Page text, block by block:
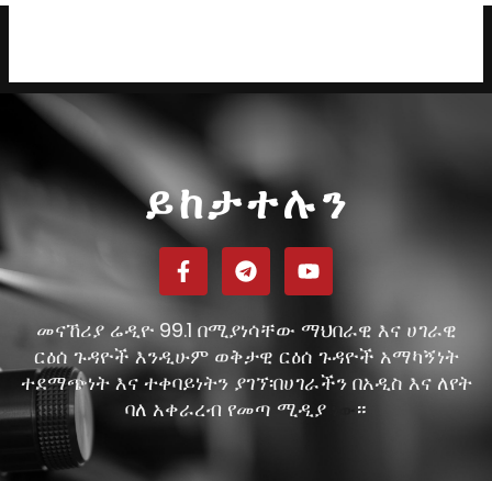
ይከታተሉን
መናኸሪያ ሬዲዮ 99.1 በሚያነሳቸው ማህበራዊ እና ሀገራዊ
ርዕሰ ጉዳዮች እንዲሁም ወቅታዊ ርዕሰ ጉዳዮች አማካኝነት
ተደማጭነት እና ተቀባይነትን ያገኘ፡በሀገራችን በአዲስ እና ለየት
ባለ አቀራረብ የመጣ ሚዲያ
።